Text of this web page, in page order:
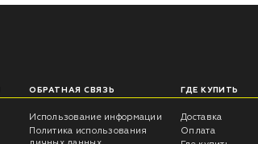
ОБРАТНАЯ СВЯЗЬ
Использование информации
Политика использования
ГДЕ КУПИТЬ
Доставка
Оплата